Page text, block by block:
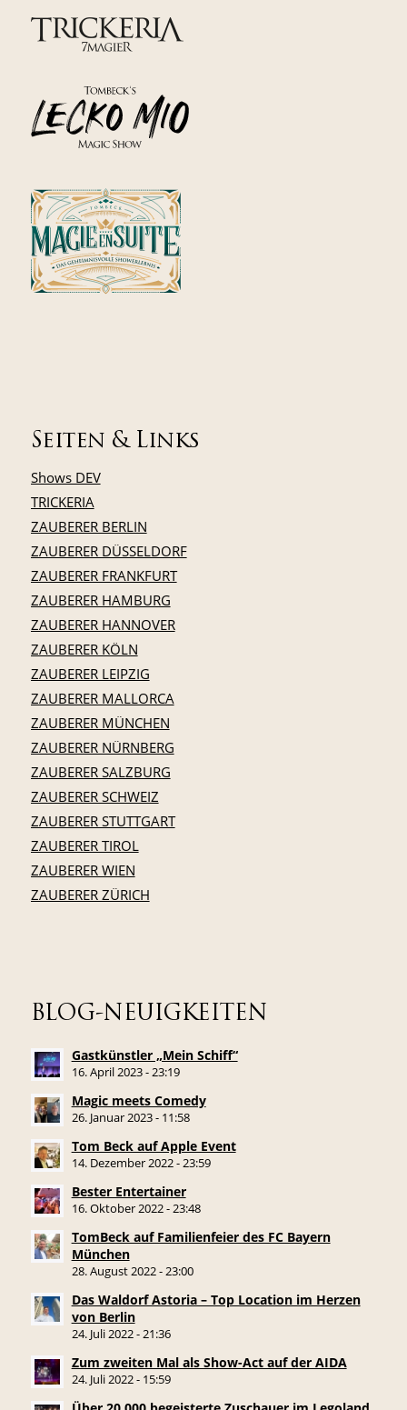
Seiten & Links
Shows DEV
TRICKERIA
ZAUBERER BERLIN
ZAUBERER DÜSSELDORF
ZAUBERER FRANKFURT
ZAUBERER HAMBURG
ZAUBERER HANNOVER
ZAUBERER KÖLN
ZAUBERER LEIPZIG
ZAUBERER MALLORCA
ZAUBERER MÜNCHEN
ZAUBERER NÜRNBERG
ZAUBERER SALZBURG
ZAUBERER SCHWEIZ
ZAUBERER STUTTGART
ZAUBERER TIROL
ZAUBERER WIEN
ZAUBERER ZÜRICH
BLOG-NEUIGKEITEN
Gastkünstler „Mein Schiff“
16. April 2023 - 23:19
Magic meets Comedy
26. Januar 2023 - 11:58
Tom Beck auf Apple Event
14. Dezember 2022 - 23:59
Bester Entertainer
16. Oktober 2022 - 23:48
TomBeck auf Familienfeier des FC Bayern
München
28. August 2022 - 23:00
Das Waldorf Astoria – Top Location im Herzen
von Berlin
24. Juli 2022 - 21:36
Zum zweiten Mal als Show-Act auf der AIDA
24. Juli 2022 - 15:59